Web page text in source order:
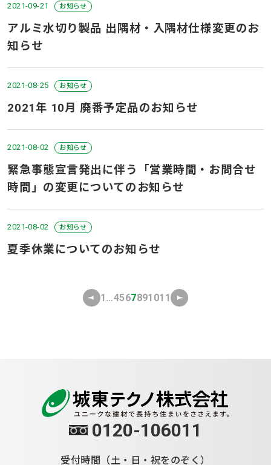
2021-09-21 お知らせ
アルミ水切り製品 出隅材・入隅材仕様変更のお
知らせ
2021-08-25 お知らせ
2021年 10月 廃番予定品のお知らせ
2021-08-02 お知らせ
緊急事態宣言発出に伴う「営業時間・お問合せ
時間」の変更についてのお知らせ
2021-08-02 お知らせ
夏季休業についてのお知らせ
1…4567891011
0120-106011
受付時間（土・日・祝をのぞく）